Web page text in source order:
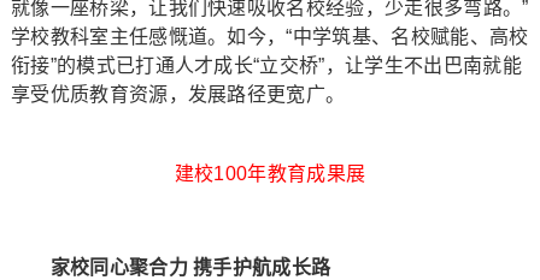
就像一座桥梁，让我们快速吸收名校经验，少走很多弯路。”
学校教科室主任感慨道。如今，“中学筑基、名校赋能、高校
衔接”的模式已打通人才成长“立交桥”，让学生不出巴南就能
享受优质教育资源，发展路径更宽广。
建校100年教育成果展
家校同心聚合力 携手护航成长路